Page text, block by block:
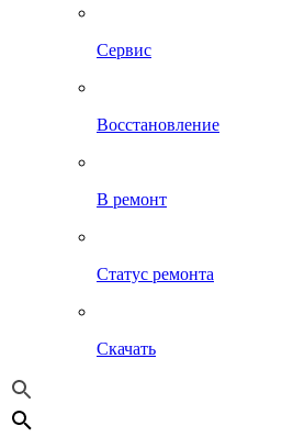
Сервис
Восстановление
В ремонт
Статус ремонта
Скачать